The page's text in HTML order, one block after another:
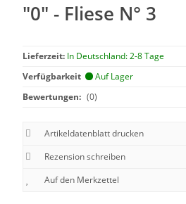
"0" - Fliese N° 3
Lieferzeit: In Deutschland: 2-8 Tage
Verfügbarkeit
Auf Lager
Bewertungen: (0)
Artikeldatenblatt drucken
Rezension schreiben